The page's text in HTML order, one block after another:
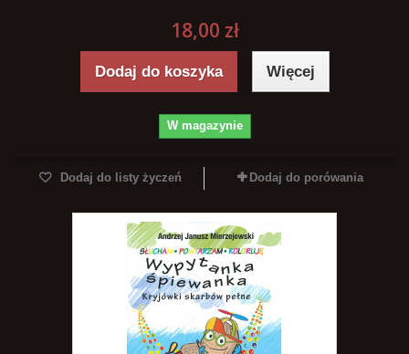
18,00 zł
Dodaj do koszyka Więcej
W magazynie
Dodaj do listy życzeń Dodaj do porówania